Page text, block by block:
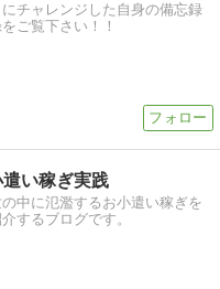
チャレンジした自身の備忘録
ご覧下さい！！
い稼ぎ実践
中に氾濫するお小遣い稼ぎを
するブログです。